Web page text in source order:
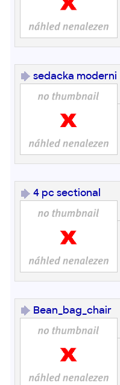
sedacka moderni
4 pc sectional
Bean_bag_chair